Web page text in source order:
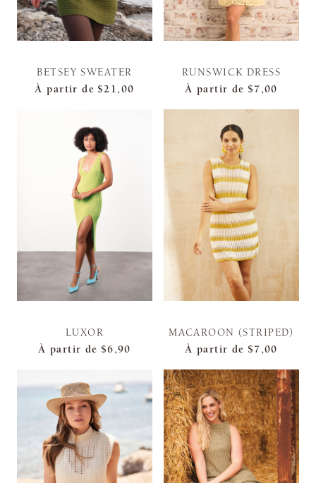
BETSEY SWEATER
À partir de $21,00
RUNSWICK DRESS
À partir de $7,00
LUXOR
À partir de $6,90
MACAROON (STRIPED)
À partir de $7,00